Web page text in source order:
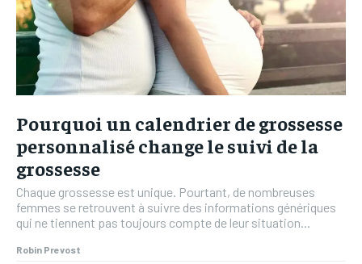
Pourquoi un calendrier de grossesse
personnalisé change le suivi de la
grossesse
Chaque grossesse est unique. Pourtant, de nombreuses
femmes se retrouvent à suivre des informations génériques
qui ne tiennent pas toujours compte de leur situation...
Robin Prevost